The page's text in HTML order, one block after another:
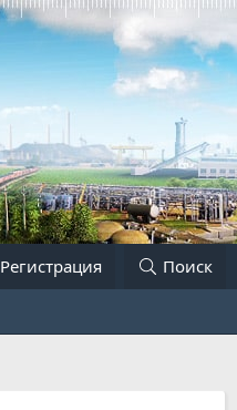
Регистрация Поиск